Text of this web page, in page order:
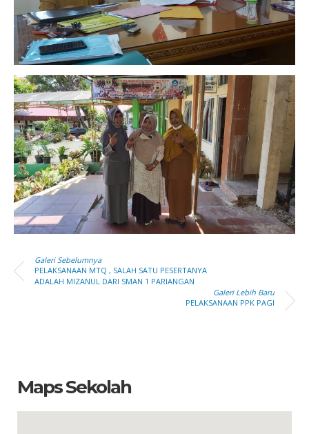
Galeri Sebelumnya
PELAKSANAAN MTQ , SALAH SATU PESERTANYA
ADALAH MIZANUL DARI SMAN 1 PARIANGAN
Galeri Lebih Baru
PELAKSANAAN PPK PAGI
Maps Sekolah